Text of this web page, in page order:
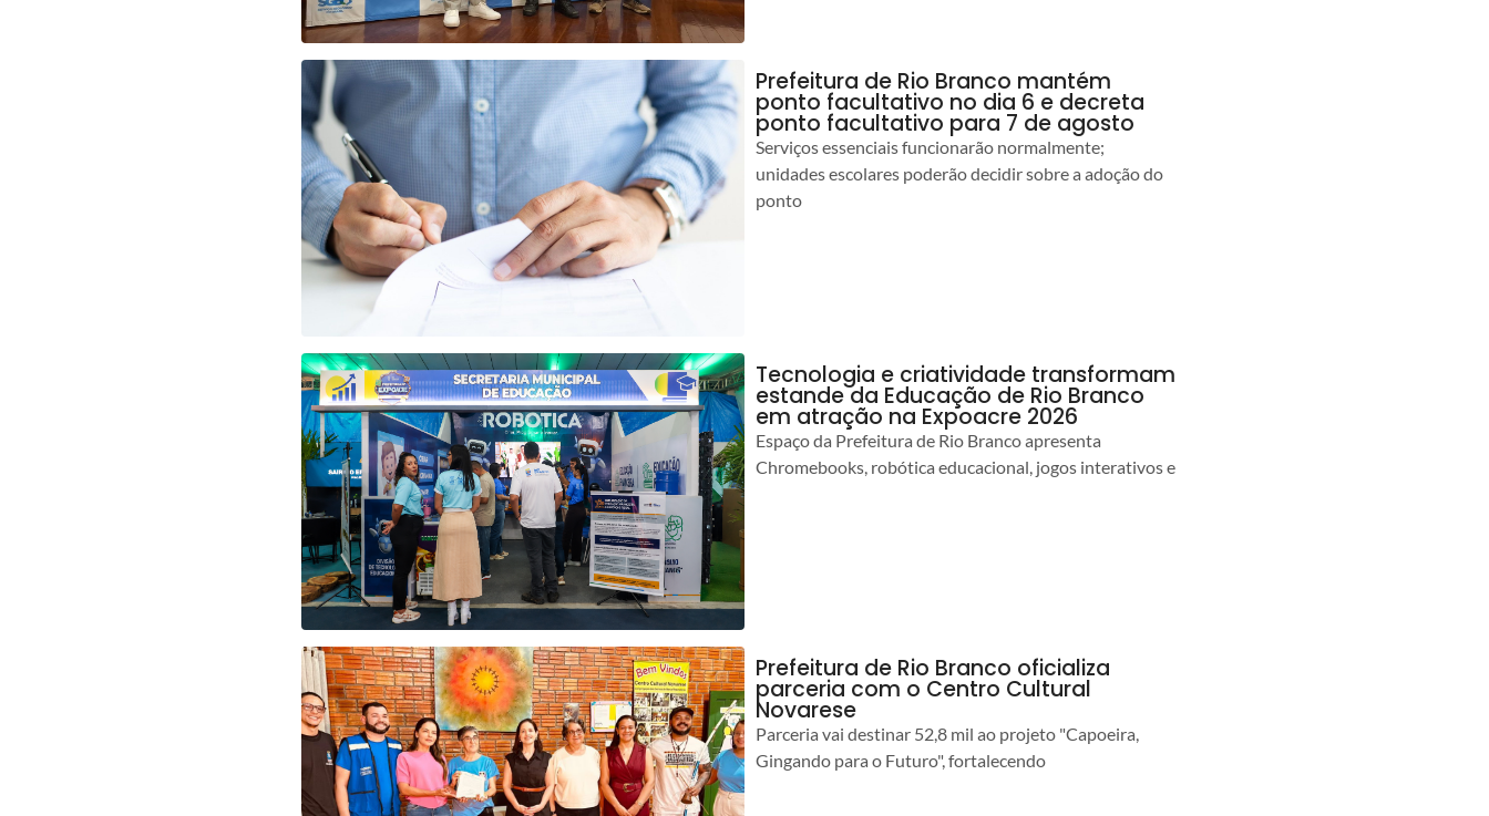
Prefeitura de Rio Branco mantém
ponto facultativo no dia 6 e decreta
ponto facultativo para 7 de agosto
Serviços essenciais funcionarão normalmente;
unidades escolares poderão decidir sobre a adoção do
ponto
Tecnologia e criatividade transformam
estande da Educação de Rio Branco
em atração na Expoacre 2026
Espaço da Prefeitura de Rio Branco apresenta
Chromebooks, robótica educacional, jogos interativos e
Prefeitura de Rio Branco oficializa
parceria com o Centro Cultural
Novarese
Parceria vai destinar 52,8 mil ao projeto "Capoeira,
Gingando para o Futuro", fortalecendo